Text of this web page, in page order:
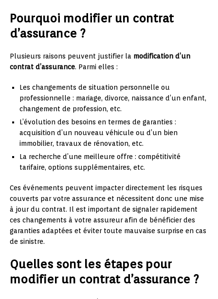
Pourquoi modifier un contrat
d’assurance ?
Plusieurs raisons peuvent justifier la modification d’un
contrat d’assurance. Parmi elles :
Les changements de situation personnelle ou
professionnelle : mariage, divorce, naissance d’un enfant,
changement de profession, etc.
L’évolution des besoins en termes de garanties :
acquisition d’un nouveau véhicule ou d’un bien
immobilier, travaux de rénovation, etc.
La recherche d’une meilleure offre : compétitivité
tarifaire, options supplémentaires, etc.
Ces événements peuvent impacter directement les risques
couverts par votre assurance et nécessitent donc une mise
à jour du contrat. Il est important de signaler rapidement
ces changements à votre assureur afin de bénéficier des
garanties adaptées et éviter toute mauvaise surprise en cas
de sinistre.
Quelles sont les étapes pour
modifier un contrat d’assurance ?